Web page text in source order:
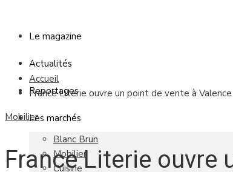
Le magazine
Actualités
Reportages
Les marchés
Blanc Brun
Mobilier
Cuisine
Accueil
France Literie ouvre un point de vente à Valence
Mobilier
France Literie ouvre